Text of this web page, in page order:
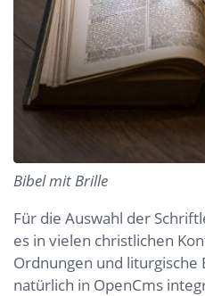
Bibel mit Brille
Für die Auswahl der
es in vielen christlichen
Ordnungen und liturgische
natürlich in OpenCms